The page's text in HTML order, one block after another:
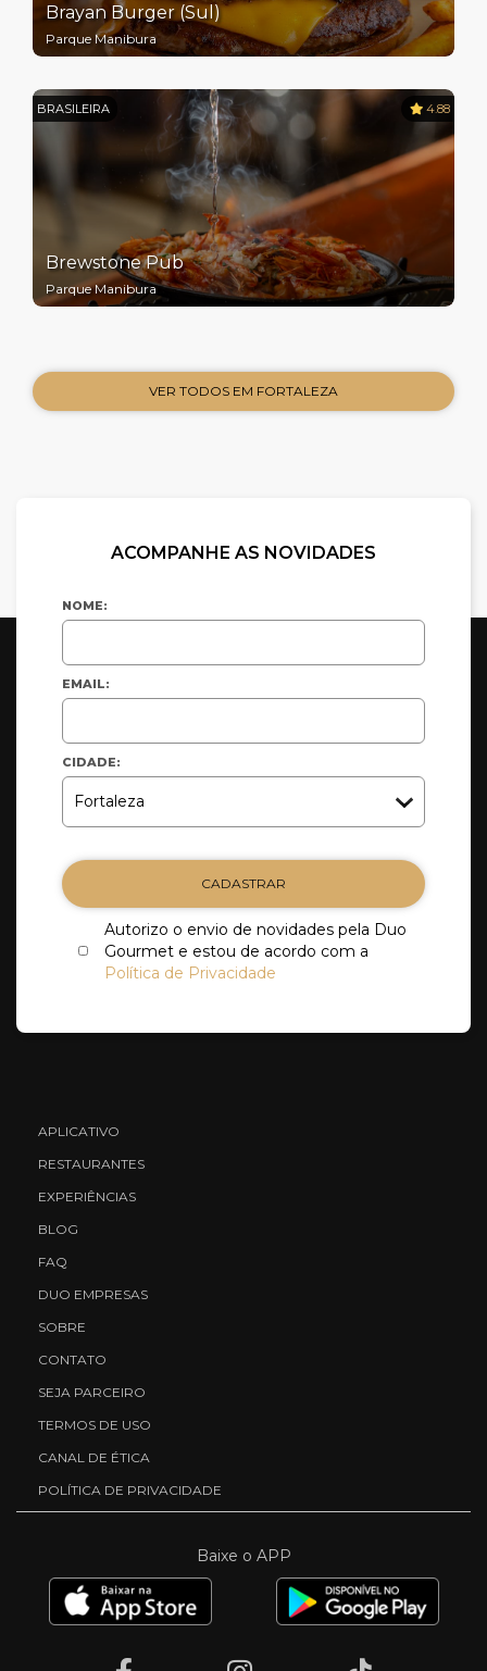
Brayan Burger (Sul)
Parque Manibura
BRASILEIRA 4.88
Brewstone Pub
Parque Manibura
VER TODOS EM FORTALEZA
ACOMPANHE AS NOVIDADES
NOME:
EMAIL:
CIDADE:
CADASTRAR
Autorizo o envio de novidades pela Duo
Gourmet e estou de acordo com a
Política de Privacidade
APLICATIVO
RESTAURANTES
EXPERIÊNCIAS
BLOG
FAQ
DUO EMPRESAS
SOBRE
CONTATO
SEJA PARCEIRO
TERMOS DE USO
CANAL DE ÉTICA
POLÍTICA DE PRIVACIDADE
Baixe o APP